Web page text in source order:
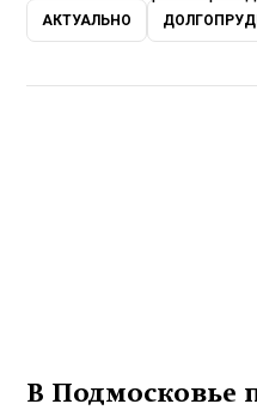
АКТУАЛЬНО
В Подмосковье